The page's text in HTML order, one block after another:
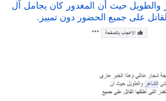
والطويل حيث أن المغدور كان يجامل آل
على جميع الحضور دون تمييز.